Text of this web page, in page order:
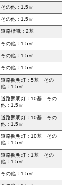
その他：1.5㎡
その他：1.5㎡
道路標識：2基
その他：1.5㎡
その他：1.5㎡
その他：1.5㎡
道路照明灯：5基 その
他：1.5㎡
道路照明灯：10基 その
他：1.5㎡
道路照明灯：10基 その
他：1.5㎡
道路照明灯：10基 その
他：1.5㎡
道路照明灯：1基 その
他：1.5㎡
その他：1.5㎡